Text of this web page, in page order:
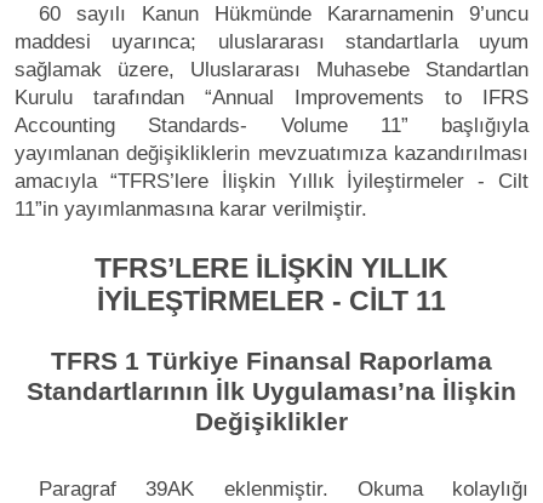
60 sayılı Kanun Hükmünde Kararnamenin 9’uncu
maddesi uyarınca; uluslararası standartlarla uyum
sağlamak üzere, Uluslararası Muhasebe Standartlan
Kurulu tarafından “Annual Improvements to IFRS
Accounting Standards- Volume 11” başlığıyla
yayımlanan değişikliklerin mevzuatımıza kazandırılması
amacıyla “TFRS’lere İlişkin Yıllık İyileştirmeler - Cilt
11”in yayımlanmasına karar verilmiştir.
TFRS’LERE İLİŞKİN YILLIK
İYİLEŞTİRMELER - CİLT 11
TFRS 1 Türkiye Finansal Raporlama
Standartlarının İlk Uygulaması’na İlişkin
Değişiklikler
Paragraf 39AK eklenmiştir. Okuma kolaylığı